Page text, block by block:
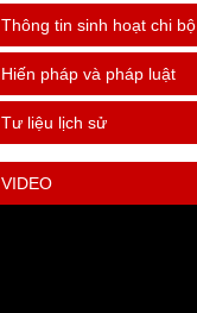
Thông tin sinh hoạt chi bộ
Hiến pháp và pháp luật
Tư liệu lịch sử
VIDEO